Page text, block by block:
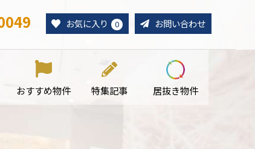
お気に入り 0 お問い合わせ
おすすめ物件 特集記事 居抜き物件